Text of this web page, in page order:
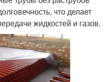
что делает
жидкостей и газов.